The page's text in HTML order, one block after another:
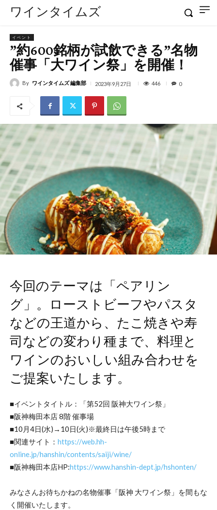
ワインタイムズ
イベント
”約600銘柄が試飲できる”名物
催事「大ワイン祭」を開催！
By ワインタイムズ 編集部 2023年9月27日 446 0
今回のテーマは「ペアリン
グ」。ローストビーフやパスタ
などの王道から、たこ焼きや寿
司などの変わり種まで、料理と
ワインのおいしい組み合わせを
ご提案いたします。
■イベントタイトル：「第52回 阪神大ワイン祭」
■阪神梅田本店 8階 催事場
■10月4日(水)→10日(火)※最終日は午後5時まで
■関連サイト： https://web.hh-
online.jp/hanshin/contents/saiji/wine/
■阪神梅田本店HP:https://www.hanshin-dept.jp/hshonten/
みなさんお待ちかねの名物催事「阪神 大ワイン祭」を間もな
く開催いたします。